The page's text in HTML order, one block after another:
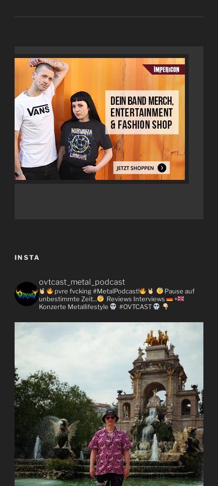
INSTA
ovtcast_metal_podcast
pvre fvcking #MetalPodcast!
Pause auf
unbestimmte Zeit...
Reviews Interviews
+
Konzerte Metallifestyle #OVTCAST